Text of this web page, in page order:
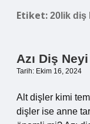
Etiket: 20lik diş
Azı Diş
Tarih: Ekim 16, 2024
Alt dişler kimi
dişler ise anne